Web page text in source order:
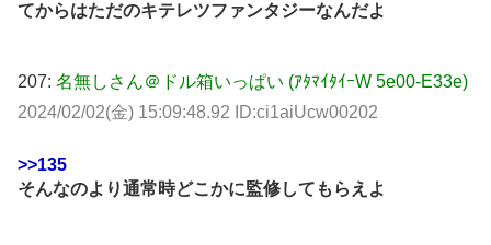
てからはただのキテレツファンタジーなんだよ
207: 名無しさん＠ドル箱いっぱい (ｱﾀﾏｲﾀｲｰW 5e00-E33e)
2024/02/02(金) 15:09:48.92 ID:ci1aiUcw00202
>>135
そんなのより通常時どこかに監修してもらえよ